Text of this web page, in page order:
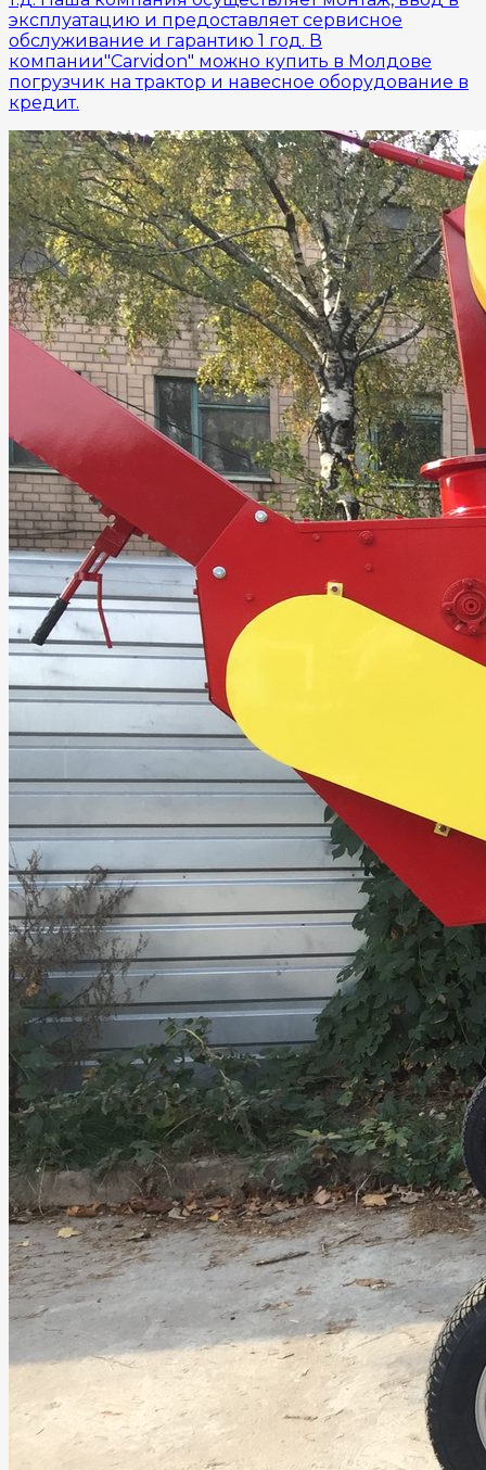
эксплуатацию и предоставляет сервисное
обслуживание и гарантию 1 год. В
компании"Carvidon" можно купить в Молдове
погрузчик на трактор и навесное оборудование в
кредит.